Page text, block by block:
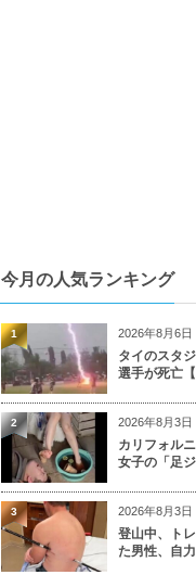
今月の人気ランキング
2026年8月6日
タイのスタ
選手が死亡【
1
2026年8月3日
カリフォル
女子の「足
2
2026年8月3日
登山中、ト
た男性、自
3